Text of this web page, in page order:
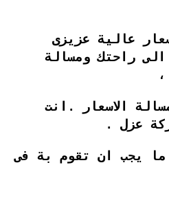
عالية عزيزى
الى راحتك ومسالة
الاسعار .انت
عزل .
ما يجب ان تقوم بة فى